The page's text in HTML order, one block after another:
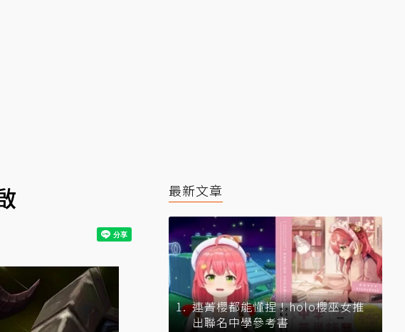
最新文章
連菁櫻都能懂捏！holo櫻巫女推
出聯名中學參考書